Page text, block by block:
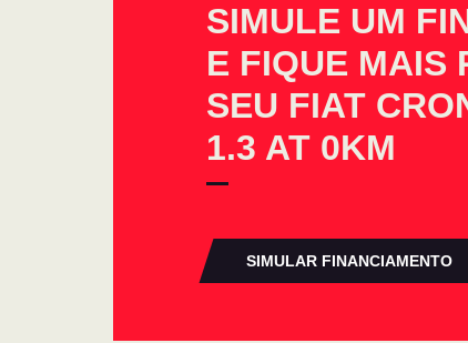
SIMULE UM
E FIQUE MAIS
SEU FIAT
1.3 AT 0KM
SIMULAR FINANCIAMENTO